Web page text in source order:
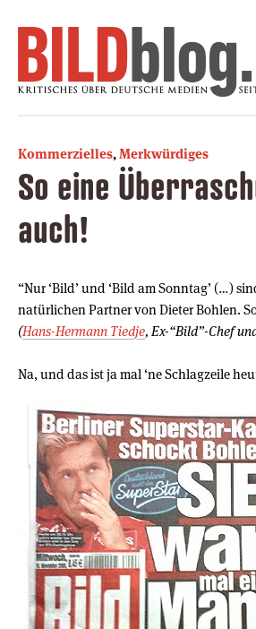
Kommerzielles,Merkwürdiges
So eine
auch!
“Nur ‘Bild’ und ‘Bild am Sonntag’ (…)
natürlichen Partner von Dieter Bohlen.
(Hans-Hermann Tiedje, Ex-“Bild”-Chef
Na, und das ist ja mal ‘ne Schlagzeile